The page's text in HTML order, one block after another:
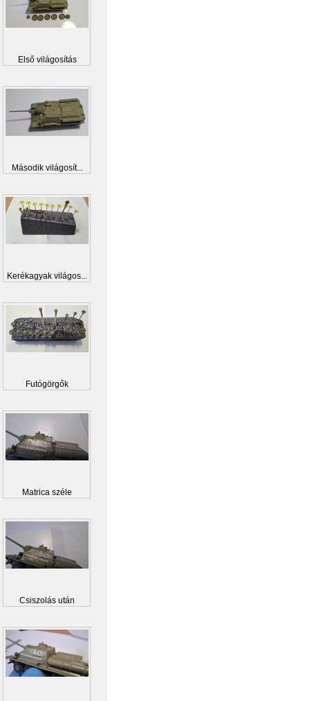
Első világosítás
Második világosít...
Kerékagyak világos...
Futógörgők
Matrica széle
Csiszolás után